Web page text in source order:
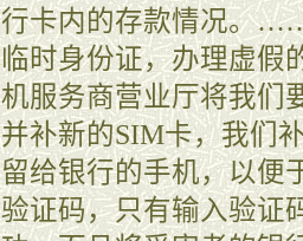
行卡内的存款情况。
临时身份证，办理虚假
机服务商营业厅将我们
并补新的SIM卡，我们
留给银行的手机，以便
验证码，只有输入验证